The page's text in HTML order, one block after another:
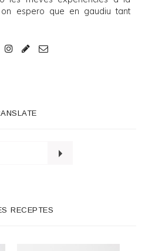
espero que en gaudiu tant
RECEPTES